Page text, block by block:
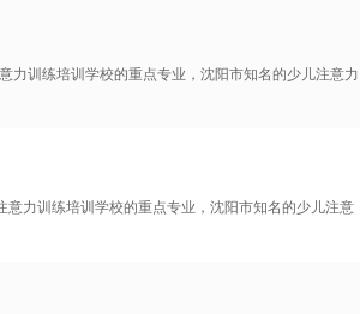
力训练培训学校的重点专业，沈阳市知名的少儿注意力
力训练培训学校的重点专业，沈阳市知名的少儿注意